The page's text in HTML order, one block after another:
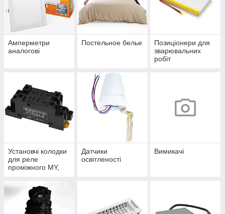
Амперметри
аналогові
Постельное белье
Позиціонери для
зварювальних
робіт
Установчі колодки
для реле
проміжного MY,
Датчики
освітленості
Вимикачі